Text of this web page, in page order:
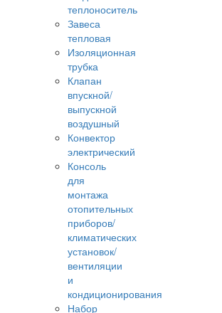
теплоноситель
Завеса
тепловая
Изоляционная
трубка
Клапан
впускной/
выпускной
воздушный
Конвектор
электрический
Консоль
для
монтажа
отопительных
приборов/
климатических
установок/
вентиляции
и
кондиционирования
Набор